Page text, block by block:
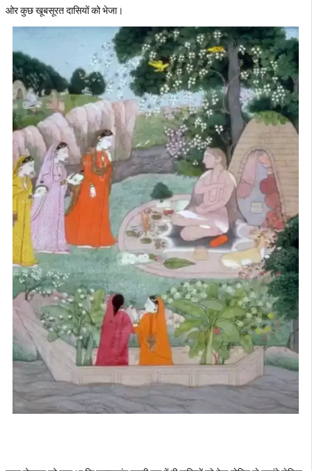
ओर कुछ खूबसूरत दासियों को भेजा।